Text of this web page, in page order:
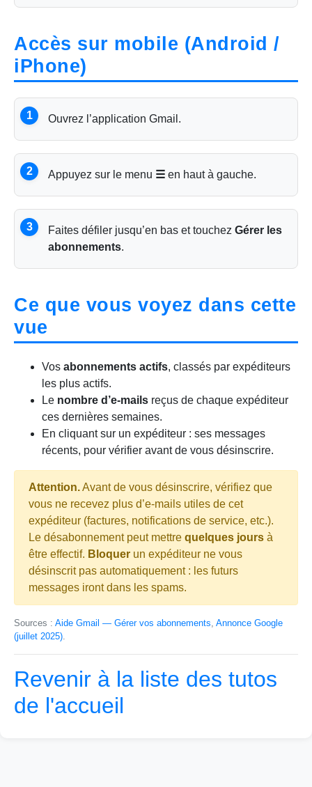
Accès sur mobile (Android /
iPhone)
1 Ouvrez l’application Gmail.
2 Appuyez sur le menu ☰ en haut à gauche.
3 Faites défiler jusqu’en bas et touchez Gérer les
abonnements.
Ce que vous voyez dans cette
vue
Vos abonnements actifs, classés par expéditeurs
les plus actifs.
Le nombre d’e-mails reçus de chaque expéditeur
ces dernières semaines.
En cliquant sur un expéditeur : ses messages
récents, pour vérifier avant de vous désinscrire.
Attention.Avant de vous désinscrire, vérifiez que
vous ne recevez plus d’e-mails utiles de cet
expéditeur (factures, notifications de service, etc.).
Le désabonnement peut mettre quelques jours à
être effectif. Bloquer un expéditeur ne vous
désinscrit pas automatiquement : les futurs
messages iront dans les spams.
Sources : Aide Gmail — Gérer vos abonnements, Annonce Google
(juillet 2025).
Revenir à la liste des tutos
de l'accueil